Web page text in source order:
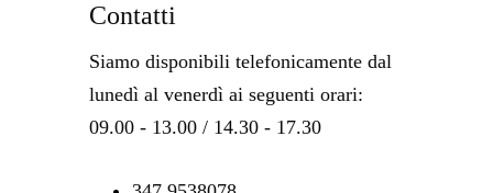
Contatti
Siamo disponibili telefonicamente dal
lunedì al venerdì ai seguenti orari:
09.00 - 13.00 / 14.30 - 17.30